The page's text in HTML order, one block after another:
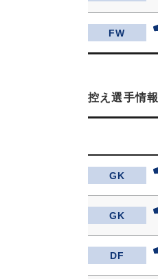
FW
控え選手情報
GK
GK
DF